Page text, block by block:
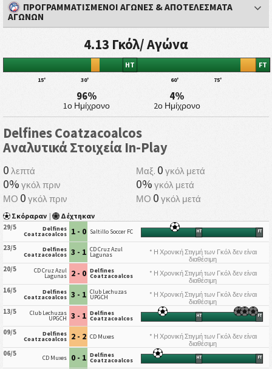
ΠΡΟΓΡΑΜΜΑΤΙΣΜΕΝΟΙ ΑΓΩΝΕΣ & ΑΠΟΤΕΛΕΣΜΑΤΑ
ΑΓΩΝΩΝ
4.13 Γκόλ/ Αγώνα
15' 30'
HT
60' 75'
FT
96%
1ο Ημίχρονο
4%
2ο Ημίχρονο
Delfines Coatzacoalcos
Αναλυτικά Στοιχεία In-Play
0 λεπτά Μαξ. 0 γκόλ μετά
0% γκόλ πριν 0% γκόλ μετά
ΜΟ 0 γκόλ πριν ΜΟ 0 γκόλ μετά
Σκόραραν | Δέχτηκαν
29/5 Delfines
Coatzacoalcos 1 - 0 Saltillo Soccer FC HT FT
23/5 Delfines
Coatzacoalcos 3 - 1 CD Cruz Azul
Lagunas
* Η Χρονική Στιγμή των Γκόλ δεν είναι
διαθέσιμη
20/5
CD Cruz Azul
Lagunas 2 - 0 Delfines
Coatzacoalcos
* Η Χρονική Στιγμή των Γκόλ δεν είναι
διαθέσιμη
16/5
Delfines
Coatzacoalcos 3 - 1 Club Lechuzas
UPGCH
* Η Χρονική Στιγμή των Γκόλ δεν είναι
διαθέσιμη
13/5
Club Lechuzas
UPGCH 3 - 1 Delfines
Coatzacoalcos HT FT
09/5 Delfines
Coatzacoalcos 2 - 2 CD Muxes
* Η Χρονική Στιγμή των Γκόλ δεν είναι
διαθέσιμη
06/5
CD Muxes 0 - 1 Delfines
Coatzacoalcos HT FT